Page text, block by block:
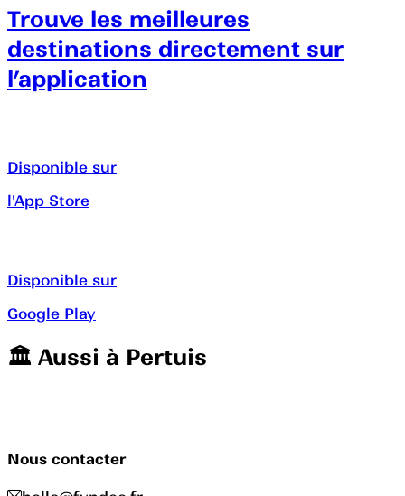
Trouve les meilleures
destinations directement sur
l’application
Disponible sur
l'App Store
Disponible sur
Google Play
🏛️️ Aussi à Pertuis
Nous contacter